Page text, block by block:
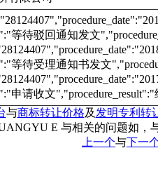
等待驳回通知发文
等待受理通知书发文
申请收文
与商标转让价格及 发明专利转
E 与相关的问题如
上一个与下一